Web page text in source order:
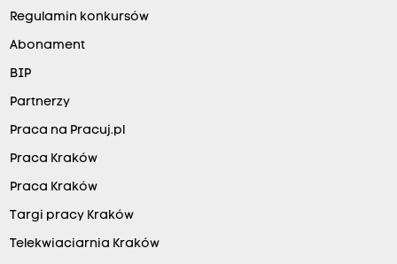
Regulamin konkursów
Abonament
BIP
Partnerzy
Praca na Pracuj.pl
Praca Kraków
Praca Kraków
Targi pracy Kraków
Telekwiaciarnia Kraków